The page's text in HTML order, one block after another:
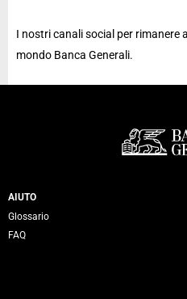
I nostri canali social per rimanere
mondo Banca Generali.
Servizi Banca
AIUTO
Glossario
FAQ